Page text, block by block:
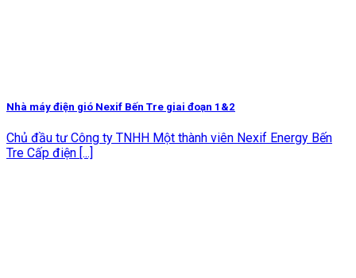
Nhà máy điện gió Nexif Bến Tre giai đoạn 1&2
Chủ đầu tư Công ty TNHH Một thành viên Nexif Energy Bến
Tre Cấp điện [...]